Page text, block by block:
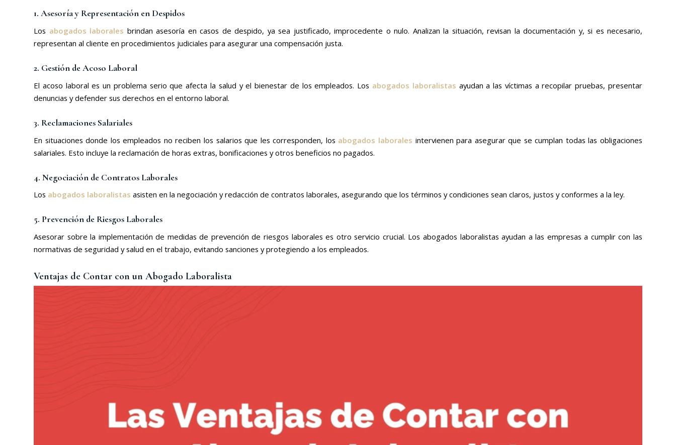
1. Asesoría y Representación en Despidos
Los abogados laborales brindan asesoría en casos de despido, ya sea justificado, improcedente o nulo. Analizan la situación, revisan la documentación y, si es necesario,
representan al cliente en procedimientos judiciales para asegurar una compensación justa.
2. Gestión de Acoso Laboral
El acoso laboral es un problema serio que afecta la salud y el bienestar de los empleados. Los abogados laboralistas ayudan a las víctimas a recopilar pruebas, presentar
denuncias y defender sus derechos en el entorno laboral.
3. Reclamaciones Salariales
En situaciones donde los empleados no reciben los salarios que les corresponden, los abogados laborales intervienen para asegurar que se cumplan todas las obligaciones
salariales. Esto incluye la reclamación de horas extras, bonificaciones y otros beneficios no pagados.
4. Negociación de Contratos Laborales
Los abogados laboralistas asisten en la negociación y redacción de contratos laborales, asegurando que los términos y condiciones sean claros, justos y conformes a la ley.
5. Prevención de Riesgos Laborales
Asesorar sobre la implementación de medidas de prevención de riesgos laborales es otro servicio crucial. Los abogados laboralistas ayudan a las empresas a cumplir con las
normativas de seguridad y salud en el trabajo, evitando sanciones y protegiendo a los empleados.
Ventajas de Contar con un Abogado Laboralista